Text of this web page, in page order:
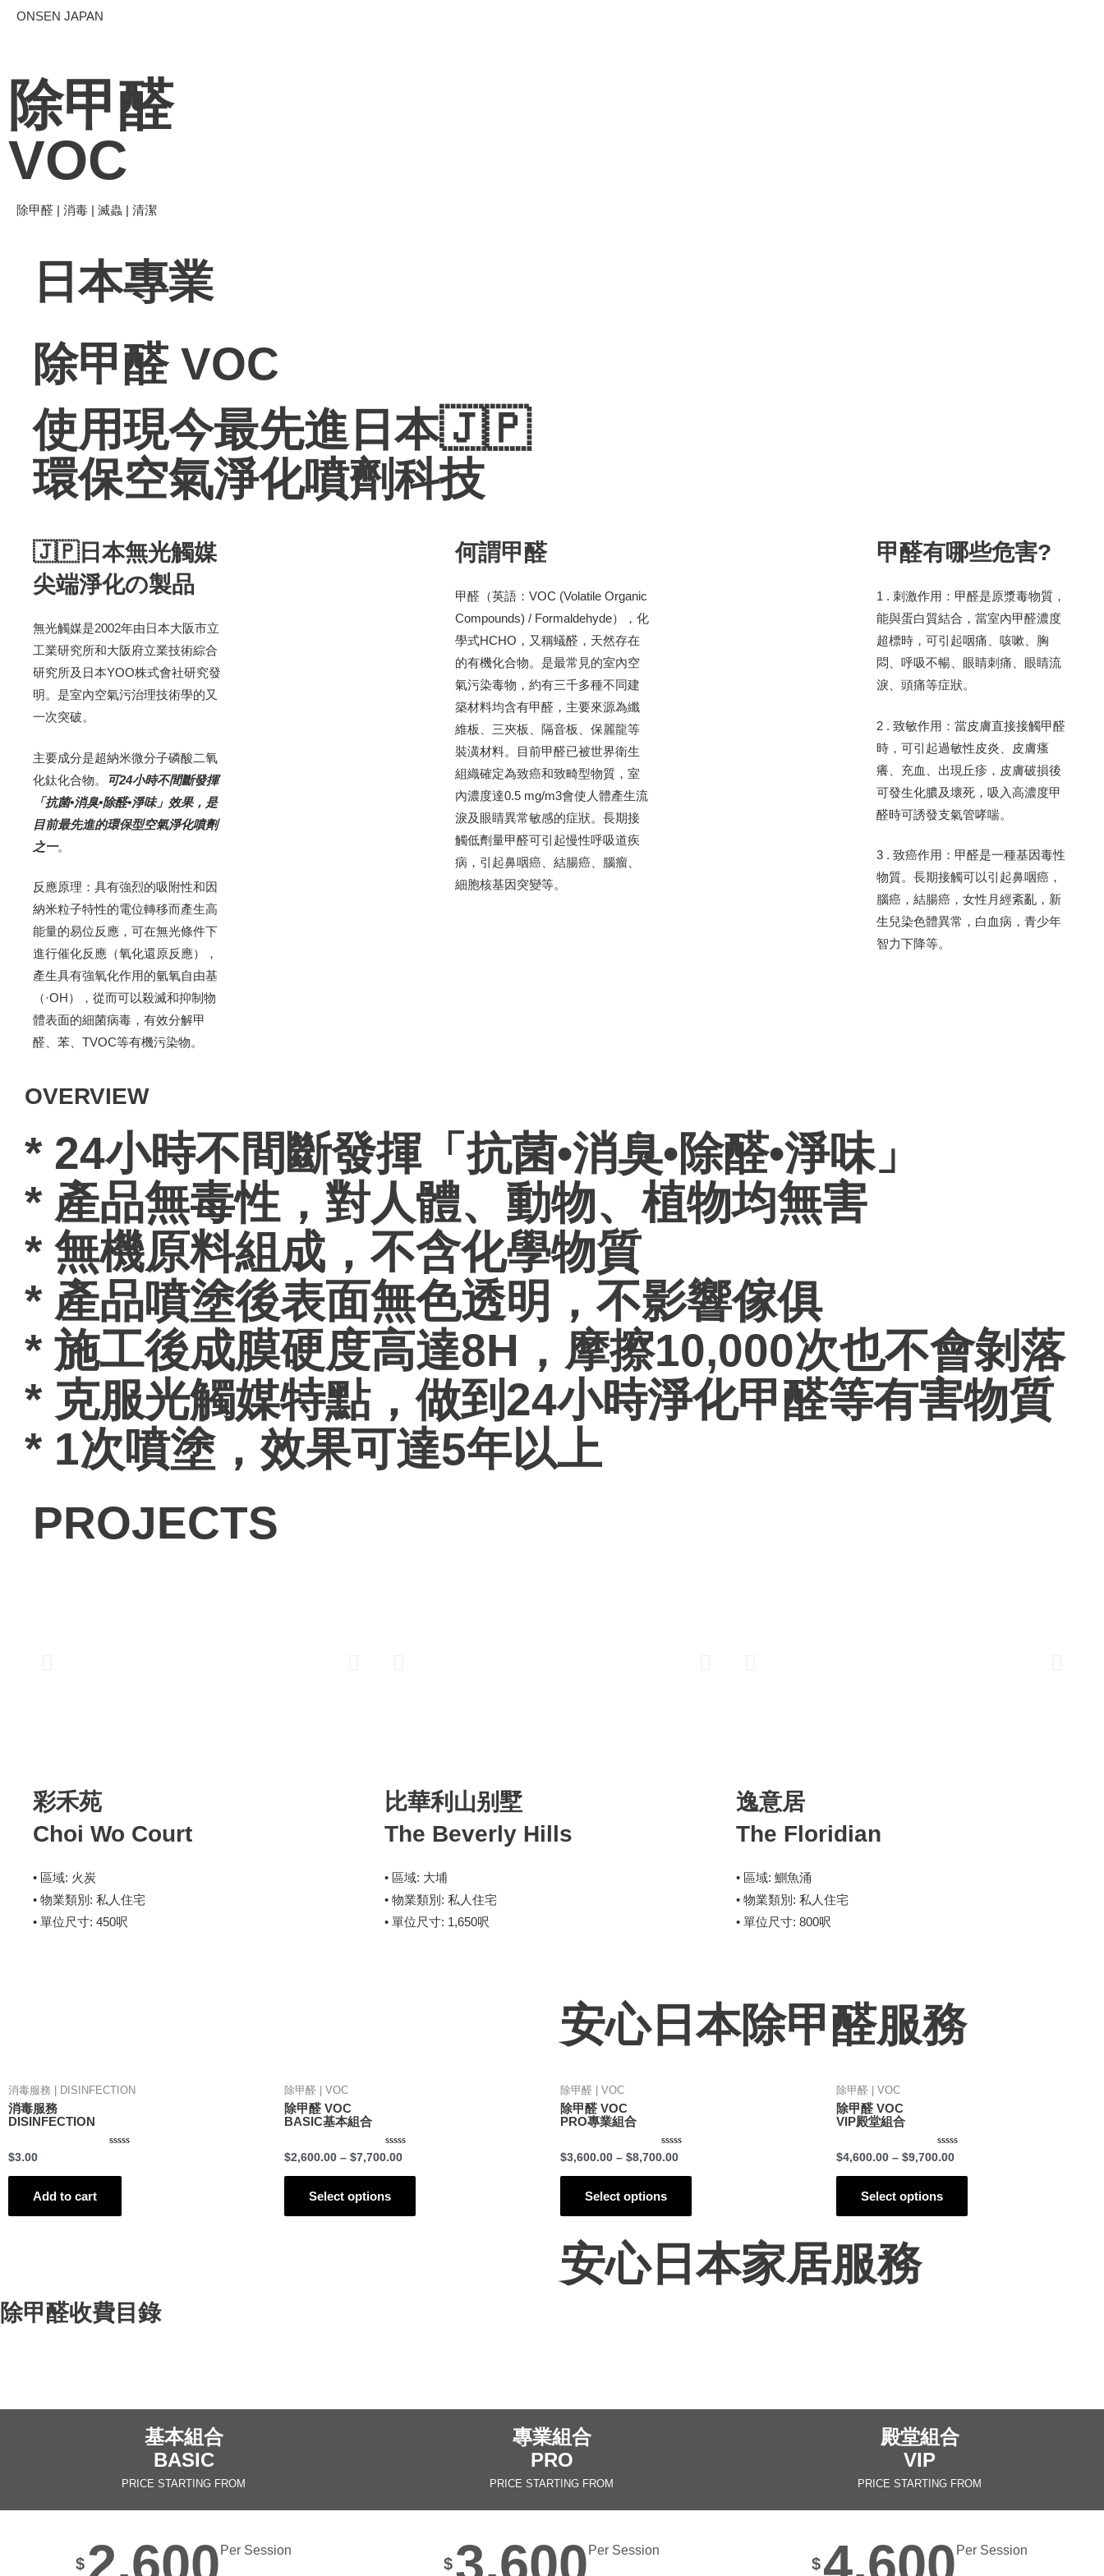
ONSEN JAPAN
除甲醛
VOC
除甲醛 | 消毒 | 滅蟲 | 清潔
日本專業
除甲醛 VOC
使用現今最先進日本🇯🇵
環保空氣淨化噴劑科技
🇯🇵日本無光觸媒
尖端淨化の製品
無光觸媒是2002年由日本大阪市立
工業研究所和大阪府立業技術綜合
研究所及日本YOO株式會社研究發
明。是室內空氣污治理技術學的又
一次突破。
主要成分是超納米微分子磷酸二氧
化鈦化合物。
可24小時不間斷發揮
「抗菌•消臭•除醛•淨味」效果，是
目前最先進的環保型空氣淨化噴劑
之一。
反應原理：具有強烈的吸附性和因
納米粒子特性的電位轉移而產生高
能量的易位反應，可在無光條件下
進行催化反應（氧化還原反應），
產生具有強氧化作用的氫氧自由基
（·OH），從而可以殺滅和抑制物
體表面的細菌病毒，有效分解甲
醛、苯、TVOC等有機污染物。
何謂甲醛
甲醛（英語：VOC (Volatile Organic
Compounds) / Formaldehyde），化
學式HCHO，又稱蟻醛，天然存在
的有機化合物。是最常見的室內空
氣污染毒物，約有三千多種不同建
築材料均含有甲醛，主要來源為纖
維板、三夾板、隔音板、保麗龍等
裝潢材料。目前甲醛已被世界衛生
組織確定為致癌和致畸型物質，室
內濃度達0.5 mg/m3會使人體產生流
淚及眼睛異常敏感的症狀。長期接
觸低劑量甲醛可引起慢性呼吸道疾
病，引起鼻咽癌、結腸癌、腦瘤、
細胞核基因突變等。
甲醛有哪些危害?
1 . 刺激作用：甲醛是原漿毒物質，
能與蛋白質結合，當室內甲醛濃度
超標時，可引起咽痛、咳嗽、胸
悶、呼吸不暢、眼睛刺痛、眼睛流
淚、頭痛等症狀。
2 . 致敏作用：當皮膚直接接觸甲醛
時，可引起過敏性皮炎、皮膚瘙
癢、充血、出現丘疹，皮膚破損後
可發生化膿及壞死，吸入高濃度甲
醛時可誘發支氣管哮喘。
3 . 致癌作用：甲醛是一種基因毒性
物質。長期接觸可以引起鼻咽癌，
腦癌，結腸癌，女性月經紊亂，新
生兒染色體異常，白血病，青少年
智力下降等。
OVERVIEW
* 24小時不間斷發揮「抗菌•消臭•除醛•淨味」
* 產品無毒性，對人體、動物、植物均無害
* 無機原料組成，不含化學物質
* 產品噴塗後表面無色透明，不影響傢俱
* 施工後成膜硬度高達8H，摩擦10,000次也不會剝落
* 克服光觸媒特點，做到24小時淨化甲醛等有害物質
* 1次噴塗，效果可達5年以上
PROJECTS
彩禾苑
Choi Wo Court
• 區域: 火炭
• 物業類別: 私人住宅
• 單位尺寸: 450呎
比華利山别墅
The Beverly Hills
• 區域: 大埔
• 物業類別: 私人住宅
• 單位尺寸: 1,650呎
逸意居
The Floridian
• 區域: 鰂魚涌
• 物業類別: 私人住宅
• 單位尺寸: 800呎
安心日本除甲醛服務
消毒服務 | DISINFECTION
消毒服務
DISINFECTION
out
$3.00
Add to cart
除甲醛 | VOC
除甲醛 VOC
BASIC基本組合
Rated
out
5
$2,600.00 – $7,700.00
Select options
除甲醛 | VOC
除甲醛 VOC
PRO專業組合
Rated
out
5
$3,600.00 – $8,700.00
Select options
除甲醛 | VOC
除甲醛 VOC
VIP殿堂組合
Rated
out
5
$4,600.00 – $9,700.00
Select options
安心日本家居服務
除甲醛收費目錄
基本組合
BASIC
PRICE STARTING FROM
$ 2,600 Per Session
專業組合
PRO
PRICE STARTING FROM
$3,600 Per Session
殿堂組合
VIP
PRICE STARTING FROM
$4,600 Per Session